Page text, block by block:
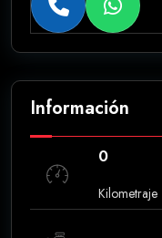
Información
0
Kilometraje